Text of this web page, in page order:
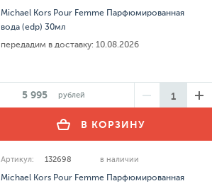
Michael Kors Pour Femme Парфюмированная
вода (edp) 30мл
передадим в доставку: 10.08.2026
5 995 рублей
В КОРЗИНУ
Артикул: 132698 в наличии
Michael Kors Pour Femme Парфюмированная